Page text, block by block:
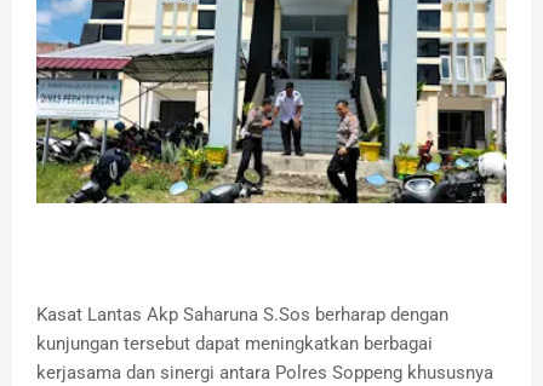
Kasat Lantas Akp Saharuna S.Sos berharap dengan
kunjungan tersebut dapat meningkatkan berbagai
kerjasama dan sinergi antara Polres Soppeng khususnya